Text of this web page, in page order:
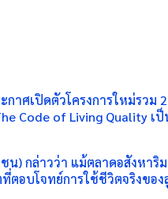
ศเปิดตัวโครงการใหม่รวม
Code of Living
กล่าวว่า แม้ตลาดอสังหา
อบโจทย์การใช้ชีวิตจริงของ